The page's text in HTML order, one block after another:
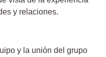
y relaciones.
y la unión del grupo